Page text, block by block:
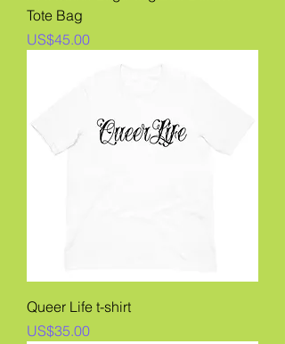
Tote Bag
價格
US$45.00
Queer Life t-shirt
價格
US$35.00